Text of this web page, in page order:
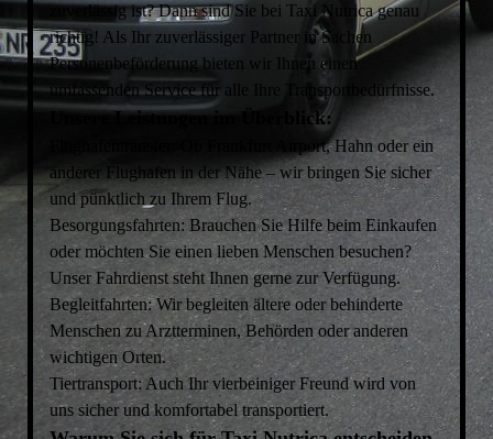
zuverlässig ist? Dann sind Sie bei Taxi Nutrica genau
richtig! Als Ihr zuverlässiger Partner in Sachen
Personenbeförderung bieten wir Ihnen einen
umfassenden Service für alle Ihre Transportbedürfnisse.
Unsere Leistungen im Überblick:
Flughafentransfer: Ob Frankfurt Airport, Hahn oder ein
anderer Flughafen in der Nähe – wir bringen Sie sicher
und pünktlich zu Ihrem Flug.
Besorgungsfahrten: Brauchen Sie Hilfe beim Einkaufen
oder möchten Sie einen lieben Menschen besuchen?
Unser Fahrdienst steht Ihnen gerne zur Verfügung.
Begleitfahrten: Wir begleiten ältere oder behinderte
Menschen zu Arztterminen, Behörden oder anderen
wichtigen Orten.
Tiertransport: Auch Ihr vierbeiniger Freund wird von
uns sicher und komfortabel transportiert.